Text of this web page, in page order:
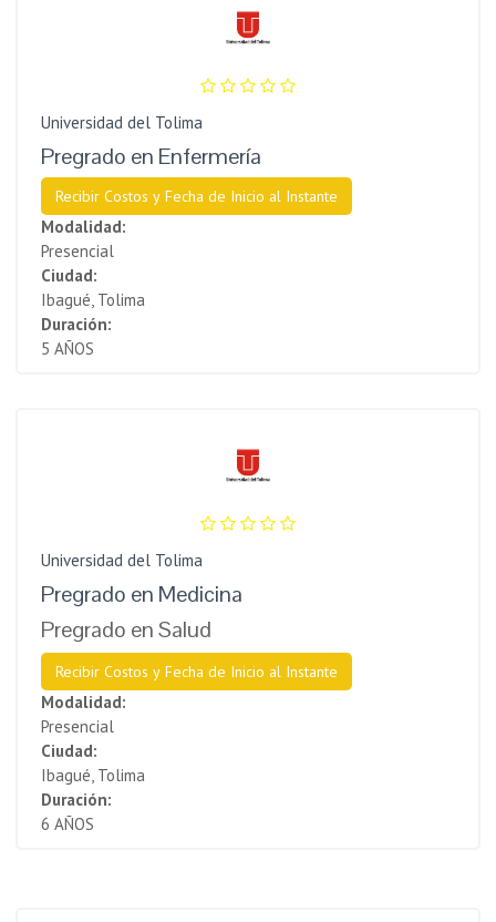
Universidad del Tolima
Pregrado en Enfermería
Recibir Costos y Fecha de Inicio al Instante
Modalidad:
Presencial
Ciudad:
Ibagué, Tolima
Duración:
5 AÑOS
Universidad del Tolima
Pregrado en Medicina
Pregrado en Salud
Recibir Costos y Fecha de Inicio al Instante
Modalidad:
Presencial
Ciudad:
Ibagué, Tolima
Duración:
6 AÑOS